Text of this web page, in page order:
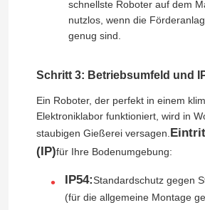
Montageroboter-Arm
Malerei-Roboter-Arm
Polierroboter
Humanoider Roboter
schnellste Roboter auf dem
nutzlos, wenn die
genug sind.
Schritt 3: Betriebsumfeld und
Ein Roboter, der perfekt in einem
Elektroniklabor funktioniert, wird in
staubigen Gießerei versagen.
(IP)für Ihre Bodenumgebung:
IP54:Standardschutz gegen
(für die allgemeine Montage